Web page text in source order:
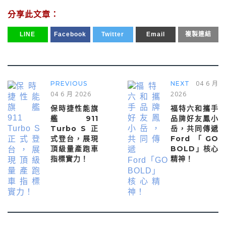
分享此文章：
LINE Facebook Twitter Email 複製連結
PREVIOUS
04 6 月 2026
保時捷性能旗
艦 911
Turbo S 正
式登台，展現
頂級量產跑車
指標實力！
NEXT
04 6 月
2026
福特六和攜手
品牌好友鳳小
岳，共同傳遞
Ford「GO
BOLD」核心
精神！